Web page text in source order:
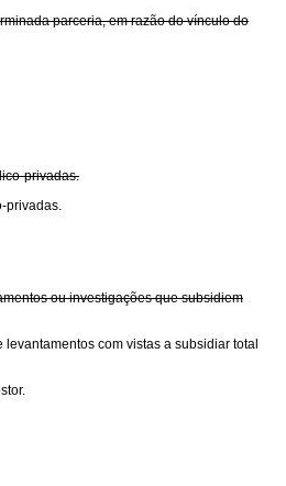
parceria, em razão do vínculo do
privadas.
privadas.
ou investigações que subsidiem
com vistas a subsidiar total